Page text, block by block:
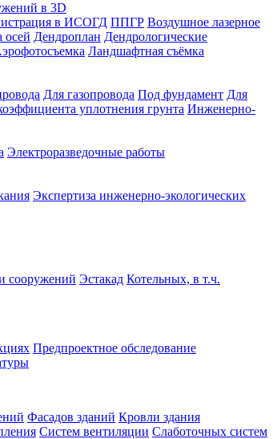
в 3D
в ИСОГД ППГР Воздушное лазерное
осей Дендроплан Дендрологические
Ландшафтная съёмка
Для газопровода Под фундамент Для
уплотнения грунта Инженерно-
Электроразведочные работы
Экспертиза инженерно-экологических
сооружений Эстакад Котельных, в т.ч.
Предпроектное обследование
Фасадов зданий Кровли здания
Систем вентиляции Слаботочных систем